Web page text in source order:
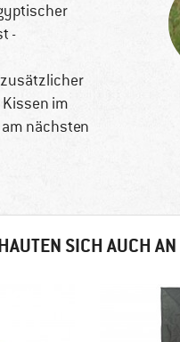
-
zusätzlicher
Kissen im
nächsten
SICH AUCH AN